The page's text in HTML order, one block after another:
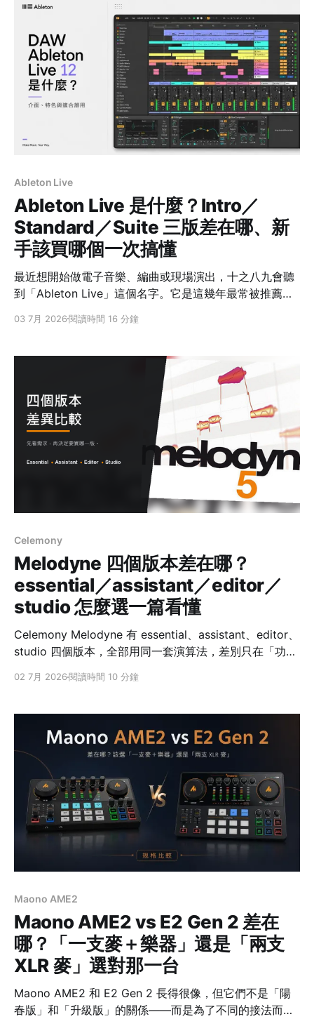
款）。硬體、型號、售價全部不變，變的只有隨附軟體直
接加量。這篇幫你整理新舊對照、三套隨附 bundle
Ableton Live
Ableton Live 是什麼？Intro／
Standard／Suite 三版差在哪、新
手該買哪個一次搞懂
最近想開始做電子音樂、編曲或現場演出，十之八九會聽
到「Ableton Live」這個名字。它是這幾年最常被推薦給
住了：怎麼有 Intro、Standard、Suite 三個版本？都是
底該買哪個？ 這篇先講 Ableton Live 是什麼、為什麼它
的操作邏輯跟別的軟體不太一樣，再用一張官方數字表把
三版攤開，最後給一套「照著問自己就能決定」的選版判
斷。看完你就知道該從哪一版開始。 先講結論：Intro、
Standard、Suite 三版用同一套 Live 12 核心，差在規模
與內容量。最容易決定的分界是「會不會超過 16 軌」
—— 會就從 Standard 起跳；只有確定要用 Max for Live
03 7月 2026閱讀時間 16 分鐘
Celemony
Melodyne 四個版本差在哪？
essential／assistant／editor／
studio 怎麼選一篇看懂
Celemony Melodyne 有 essential、assistant、editor、
studio 四個版本，全部用同一套演算法，差別只在「功能
能。多數人會在 assistant（完整修人聲）與 editor（能
個版本價差很大，名字又看不出差在哪。其實它的分版邏
輯很單純，只要抓住三個問題，就能對應到適合你的那一
階。這篇是寫給自宅錄音、唱見、Podcast 與編曲的新手
到中階朋友，幫你快速判斷該入手哪一個版本。 先說一個
觀念：四個版本用的是同一套修音演算法、同樣的音質，
差的不是「聲音好不好」，而是「你能對聲音做多少
事」。所以選版本，等於在選你需要的工具範圍。 先講結
論：三個問題決定你買哪一階 從最入門的 essential
02 7月 2026閱讀時間 10 分鐘
Maono AME2
Maono AME2 vs E2 Gen 2 差在
哪？「一支麥＋樂器」還是「兩支
XLR 麥」選對那一台
Maono AME2 和 E2 Gen 2 長得很像，但它們不是「陽
春版」和「升級版」的關係——而是為了不同的接法而設